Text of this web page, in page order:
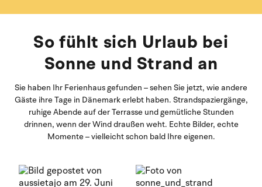
So fühlt sich Urlaub bei
Sonne und Strand an
Sie haben Ihr Ferienhaus gefunden – sehen Sie jetzt, wie andere
Gäste ihre Tage in Dänemark erlebt haben. Strandspaziergänge,
ruhige Abende auf der Terrasse und gemütliche Stunden
drinnen, wenn der Wind draußen weht. Echte Bilder, echte
Momente – vielleicht schon bald Ihre eigenen.